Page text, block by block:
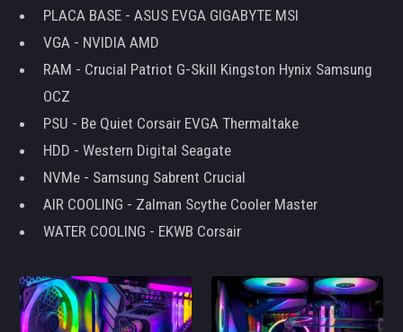
PLACA BASE - ASUS EVGA GIGABYTE MSI
VGA - NVIDIA AMD
RAM - Crucial Patriot G-Skill Kingston Hynix Samsung
OCZ
PSU - Be Quiet Corsair EVGA Thermaltake
HDD - Western Digital Seagate
NVMe - Samsung Sabrent Crucial
AIR COOLING - Zalman Scythe Cooler Master
WATER COOLING - EKWB Corsair